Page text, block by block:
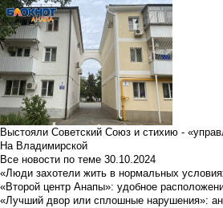
Выстояли Советский Союз и стихию -
На Владимирской
Все новости по теме 30.10.2024
«Люди захотели жить в нормальных
«Второй центр Анапы»: удобное
«Лучший двор или сплошные нарушения»: